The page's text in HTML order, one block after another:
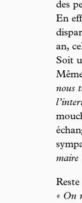
des
En
an,
Soit
nous
maire
« On